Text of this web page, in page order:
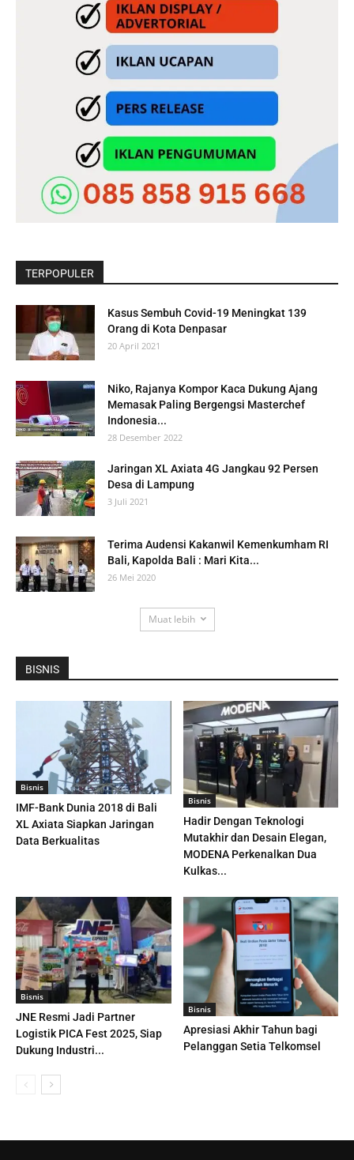
TERPOPULER
Kasus Sembuh Covid-19 Meningkat 139
Orang di Kota Denpasar
20 April 2021
Niko, Rajanya Kompor Kaca Dukung Ajang
Memasak Paling Bergengsi Masterchef
Indonesia...
28 Desember 2022
Jaringan XL Axiata 4G Jangkau 92 Persen
Desa di Lampung
3 Juli 2021
Terima Audensi Kakanwil Kemenkumham RI
Bali, Kapolda Bali : Mari Kita...
26 Mei 2020
Muat lebih
BISNIS
Bisnis
IMF-Bank Dunia 2018 di Bali
XL Axiata Siapkan Jaringan
Data Berkualitas
Bisnis
Hadir Dengan Teknologi
Mutakhir dan Desain Elegan,
MODENA Perkenalkan Dua
Kulkas...
Bisnis
JNE Resmi Jadi Partner
Logistik PICA Fest 2025, Siap
Dukung Industri...
Bisnis
Apresiasi Akhir Tahun bagi
Pelanggan Setia Telkomsel